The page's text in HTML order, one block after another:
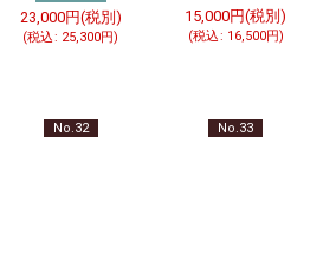
23,000円(税別)
(税込: 25,300円)
15,000円(税別)
(税込: 16,500円)
No.32 No.33